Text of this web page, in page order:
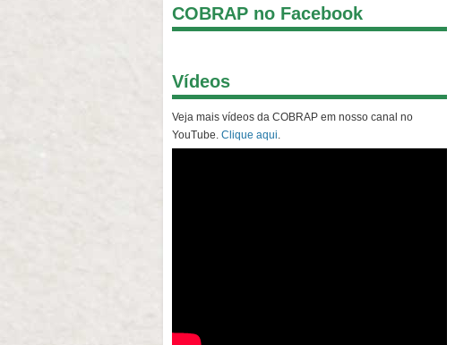
COBRAP no Facebook
Vídeos
Veja mais vídeos da COBRAP em nosso canal no
YouTube. Clique aqui.